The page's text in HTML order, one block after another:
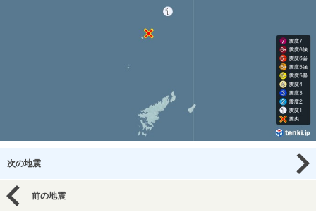
次の地震
前の地震